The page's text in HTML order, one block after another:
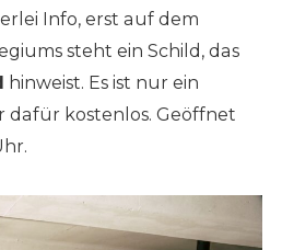
Info, erst auf dem
steht ein Schild, das
hinweist. Es ist nur ein
dafür kostenlos. Geöffnet